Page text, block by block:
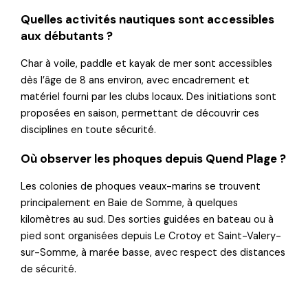
Quelles activités nautiques sont accessibles
aux débutants ?
Char à voile, paddle et kayak de mer sont accessibles
dès l’âge de 8 ans environ, avec encadrement et
matériel fourni par les clubs locaux. Des initiations sont
proposées en saison, permettant de découvrir ces
disciplines en toute sécurité.
Où observer les phoques depuis Quend Plage ?
Les colonies de phoques veaux-marins se trouvent
principalement en Baie de Somme, à quelques
kilomètres au sud. Des sorties guidées en bateau ou à
pied sont organisées depuis Le Crotoy et Saint-Valery-
sur-Somme, à marée basse, avec respect des distances
de sécurité.